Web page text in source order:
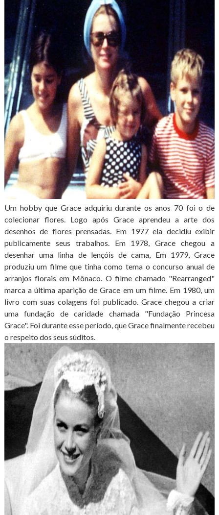
Um hobby que Grace adquiriu durante os anos 70 foi o de
colecionar flores. Logo após Grace aprendeu a arte dos
desenhos de flores prensadas. Em 1977 ela decidiu exibir
publicamente seus trabalhos. Em 1978, Grace chegou a
desenhar uma linha de lençóis de cama, Em 1979, Grace
produziu um filme que tinha como tema o concurso anual de
arranjos florais em Mônaco. O filme chamado "Rearranged"
marca a última aparição de Grace em um filme. Em 1980, um
livro com suas colagens foi publicado. Grace chegou a criar
uma fundação de caridade chamada "Fundação Princesa
Grace". Foi durante esse período, que Grace finalmente recebeu
o respeito dos seus súditos.